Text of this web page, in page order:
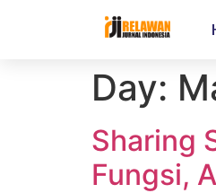
Day:
Sharing
Fungsi,